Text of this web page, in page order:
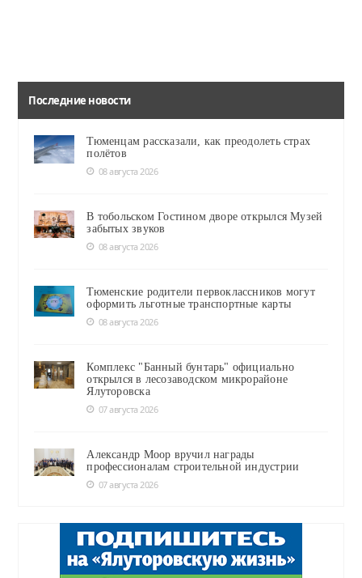
Последние новости
Тюменцам рассказали, как преодолеть страх
полётов
08 августа 2026
В тобольском Гостином дворе открылся Музей
забытых звуков
08 августа 2026
Тюменские родители первоклассников могут
оформить льготные транспортные карты
08 августа 2026
Комплекс "Банный бунтарь" официально
открылся в лесозаводском микрорайоне
Ялуторовска
07 августа 2026
Александр Моор вручил награды
профессионалам строительной индустрии
07 августа 2026